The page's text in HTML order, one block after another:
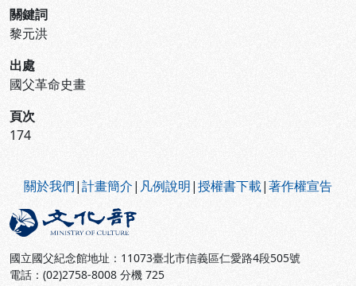
關鍵詞
黎元洪
出處
國父革命史畫
頁次
174
關於我們|計畫簡介| 凡例說明|授權書下載|著作權宣告
國立國父紀念館地址：11073臺北市信義區仁愛路4段505號
電話：(02)2758-8008 分機 725